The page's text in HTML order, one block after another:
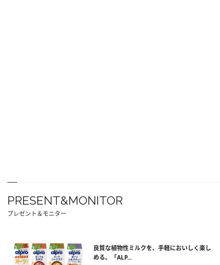
PRESENT&MONITOR
プレゼント＆モニター
良質な植物性ミルクを、手軽においしく楽し
める。「ALP...